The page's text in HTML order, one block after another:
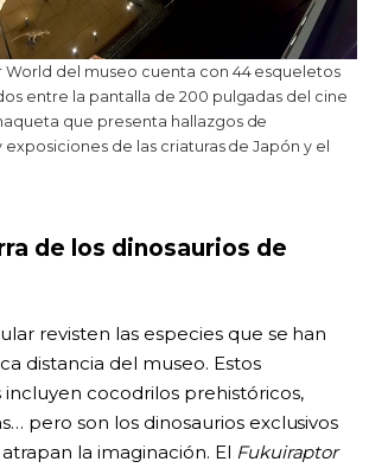
World del museo cuenta con 44 esqueletos
entre la pantalla de 200 pulgadas del cine
que presenta hallazgos de
exposiciones de las criaturas de Japón y el
de los dinosaurios de
revisten las especies que se han
distancia del museo. Estos
cocodrilos prehistóricos,
pero son los dinosaurios exclusivos
la imaginación. El Fukuiraptor